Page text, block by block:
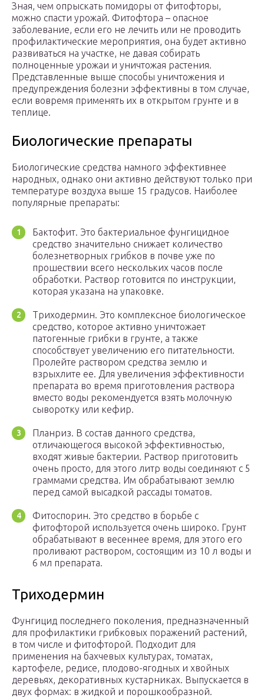
Зная, чем опрыскать помидоры от фитофторы,
можно спасти урожай. Фитофтора – опасное
заболевание, если его не лечить или не проводить
профилактические мероприятия, она будет активно
развиваться на участке, не давая собирать
полноценные урожаи и уничтожая растения.
Представленные выше способы уничтожения и
предупреждения болезни эффективны в том случае,
если вовремя применять их в открытом грунте и в
теплице.
Биологические препараты
Биологические средства намного эффективнее
народных, однако они активно действуют только при
температуре воздуха выше 15 градусов. Наиболее
популярные препараты:
Бактофит. Это бактериальное фунгицидное
средство значительно снижает количество
болезнетворных грибков в почве уже по
прошествии всего нескольких часов после
обработки. Раствор готовится по инструкции,
которая указана на упаковке.
Триходермин. Это комплексное биологическое
средство, которое активно уничтожает
патогенные грибки в грунте, а также
способствует увеличению его питательности.
Пролейте раствором средства землю и
взрыхлите ее. Для увеличения эффективности
препарата во время приготовления раствора
вместо воды рекомендуется взять молочную
сыворотку или кефир.
Планриз. В состав данного средства,
отличающегося высокой эффективностью,
входят живые бактерии. Раствор приготовить
очень просто, для этого литр воды соединяют с 5
граммами средства. Им обрабатывают землю
перед самой высадкой рассады томатов.
Фитоспорин. Это средство в борьбе с
фитофторой используется очень широко. Грунт
обрабатывают в весеннее время, для этого его
проливают раствором, состоящим из 10 л воды и
6 мл препарата.
Триходермин
Фунгицид последнего поколения, предназначенный
для профилактики грибковых поражений растений,
в том числе и фитофторой. Подходит для
применения на бахчевых культурах, томатах,
картофеле, редисе, плодово-ягодных и хвойных
деревьях, декоративных кустарниках. Выпускается в
двух формах: в жидкой и порошкообразной.